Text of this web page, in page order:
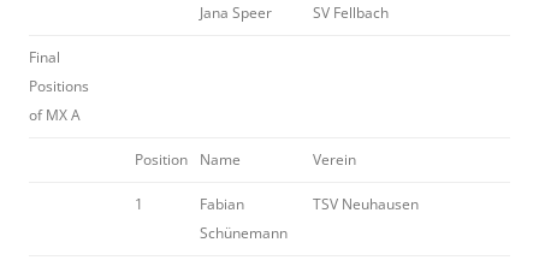
Jana Speer SV Fellbach
Final
Positions
of MX A
Position Name Verein
1
Fabian
Schünemann
TSV Neuhausen